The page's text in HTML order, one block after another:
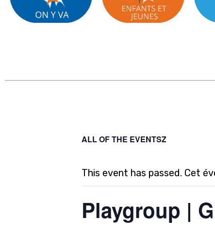
ALL OF THE EVENTSZ
This event has passed. Cet
Playgroup |